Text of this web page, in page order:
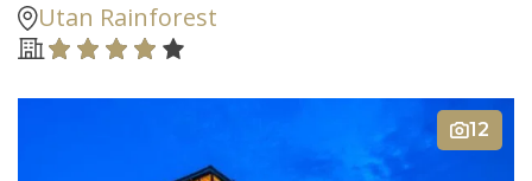
Utan Rainforest
12